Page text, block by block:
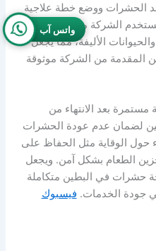
الحشرات ووضع خطة علاجية
الشركة مواد آمنة
الأليفة، مما يجعل
من الشركة موثوقة
مستمرة بعد الانتهاء من
لضمان عدم عودة الحشرات
حول الوقاية مثل الحفاظ على
الطعام بشكل آمن. ويجعل
حشرات في البطين متكاملة
جودة الخدمات. فيسبوك
واتس آب